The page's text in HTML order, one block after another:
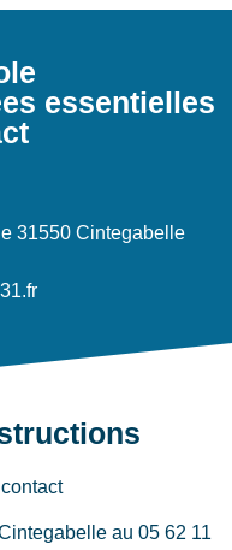
essentielles
31550 Cintegabelle
au 05 62 11